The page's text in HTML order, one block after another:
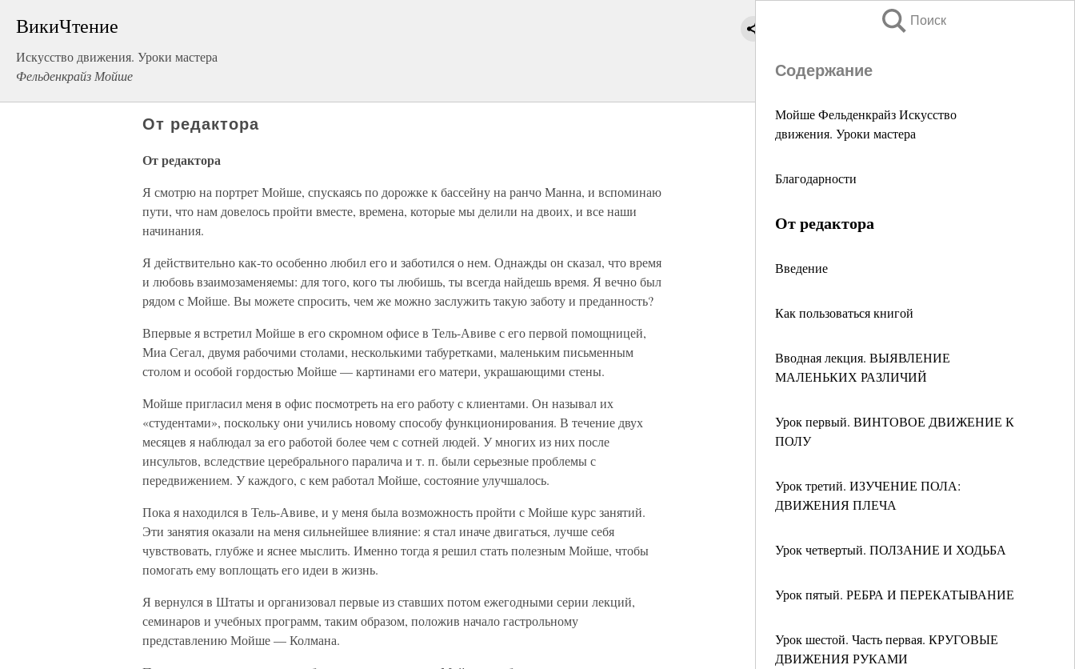
ВикиЧтение
Искусство движения. Уроки мастера
Фельденкрайз Мойше
Поиск
Содержание
Мойше Фельденкрайз Искусство
движения. Уроки мастера
Благодарности
От редактора
Введение
Как пользоваться книгой
Вводная лекция. ВЫЯВЛЕНИЕ
МАЛЕНЬКИХ РАЗЛИЧИЙ
Урок первый. ВИНТОВОЕ ДВИЖЕНИЕ К
ПОЛУ
Урок третий. ИЗУЧЕНИЕ ПОЛА:
ДВИЖЕНИЯ ПЛЕЧА
Урок четвертый. ПОЛЗАНИЕ И ХОДЬБА
Урок пятый. РЕБРА И ПЕРЕКАТЫВАНИЕ
Урок шестой. Часть первая. КРУГОВЫЕ
ДВИЖЕНИЯ РУКАМИ
От редактора
От редактора
Я смотрю на портрет Мойше, спускаясь по дорожке к бассейну на ранчо Манна, и вспоминаю
пути, что нам довелось пройти вместе, времена, которые мы делили на двоих, и все наши
начинания.
Я действительно как-то особенно любил его и заботился о нем. Однажды он сказал, что время
и любовь взаимозаменяемы: для того, кого ты любишь, ты всегда найдешь время. Я вечно был
рядом с Мойше. Вы можете спросить, чем же можно заслужить такую заботу и преданность?
Впервые я встретил Мойше в его скромном офисе в Тель-Авиве с его первой помощницей,
Миа Сегал, двумя рабочими столами, несколькими табуретками, маленьким письменным
столом и особой гордостью Мойше — картинами его матери, украшающими стены.
Мойше пригласил меня в офис посмотреть на его работу с клиентами. Он называл их
«студентами», поскольку они учились новому способу функционирования. В течение двух
месяцев я наблюдал за его работой более чем с сотней людей. У многих из них после
инсультов, вследствие церебрального паралича и т. п. были серьезные проблемы с
передвижением. У каждого, с кем работал Мойше, состояние улучшалось.
Пока я находился в Тель-Авиве, и у меня была возможность пройти с Мойше курс занятий.
Эти занятия оказали на меня сильнейшее влияние: я стал иначе двигаться, лучше себя
чувствовать, глубже и яснее мыслить. Именно тогда я решил стать полезным Мойше, чтобы
помогать ему воплощать его идеи в жизнь.
Я вернулся в Штаты и организовал первые из ставших потом ежегодными серии лекций,
семинаров и учебных программ, таким образом, положив начало гастрольному
представлению Мойше — Колмана.